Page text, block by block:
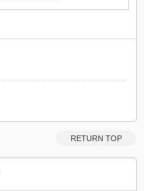
RETURN TOP